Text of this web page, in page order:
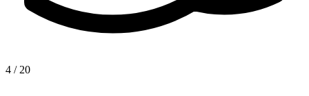
4 / 20